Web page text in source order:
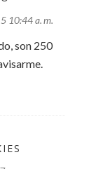
10:44 a. m.
son 250